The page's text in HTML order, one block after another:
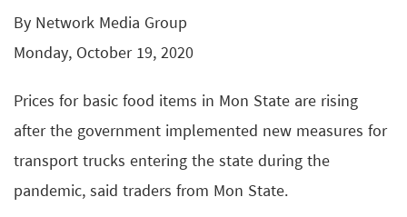
By Network Media Group
Monday, October 19, 2020
Prices for basic food items in Mon State are rising
after the government implemented new measures for
transport trucks entering the state during the
pandemic, said traders from Mon State.